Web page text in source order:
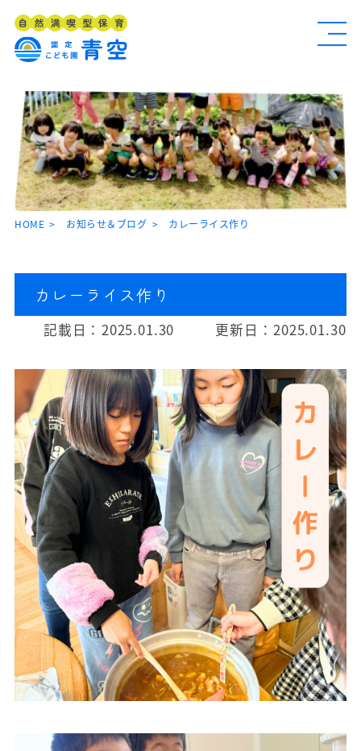
HOME お知らせ＆ブログ カレーライス作り
カレーライス作り
記載日： 2025.01.30 更新日： 2025.01.30